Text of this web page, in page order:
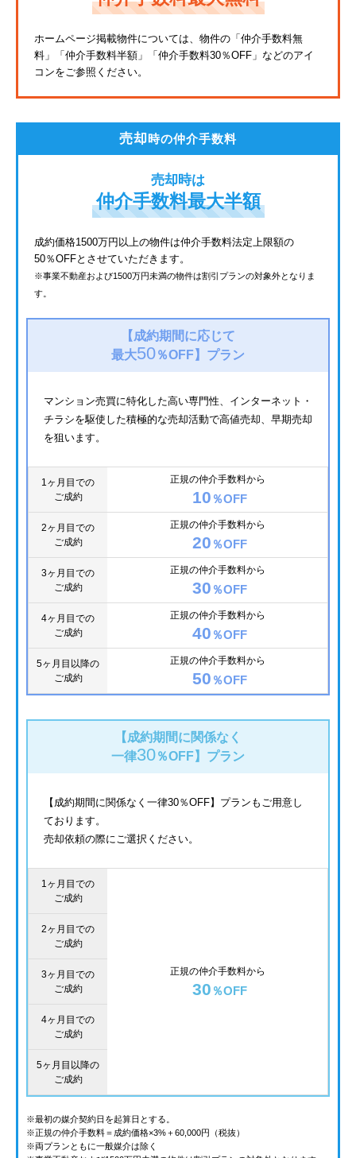
東武東上線
JR鶴見線
京成金町線
ホームページ掲載物件については、物件の「仲介手数料無
料」
「仲介手数料半額」「仲介手数料30％OFF」などのアイ
コンをご参照ください。
売却時の仲介手数料
売却時は
仲介手数料最大半額
成約価格1500万円以上の物件は仲介手数料法定上限額の
50％OFFとさせていただきます。
※事業不動産および1500万円未満の物件は割引プランの対象外となりま
す。
【成約期間に応じて
最大50％OFF】 プラン
マンション売買に特化した高い専門性、インターネット・
チラシを駆使した積極的な売却活動で高値売却、早期売却
を狙います。
1ヶ月目での
ご成約
正規の仲介手数料から
10 ％OFF
2ヶ月目での
ご成約
正規の仲介手数料から
20 ％OFF
3ヶ月目での
ご成約
正規の仲介手数料から
30 ％OFF
4ヶ月目での
ご成約
正規の仲介手数料から
40 ％OFF
5ヶ月目以降の
ご成約
正規の仲介手数料から
50 ％OFF
【成約期間に関係なく
一律30％OFF】 プラン
【成約期間に関係なく一律30％OFF】プランもご用意し
ております。
売却依頼の際にご選択ください。
1ヶ月目での
ご成約
正規の仲介手数料から
30 ％OFF
2ヶ月目での
ご成約
3ヶ月目での
ご成約
4ヶ月目での
ご成約
5ヶ月目以降の
ご成約
※最初の媒介契約日を起算日とする。
※正規の仲介手数料＝成約価格×3%＋60,000円（税抜）
※両プランともに一般媒介は除く